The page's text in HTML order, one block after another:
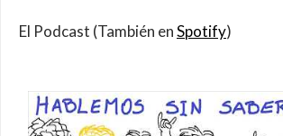
El Podcast (También enSpotify)